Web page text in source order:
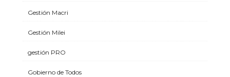
Gestión Macri
Gestión Milei
gestión PRO
Gobierno de Todos